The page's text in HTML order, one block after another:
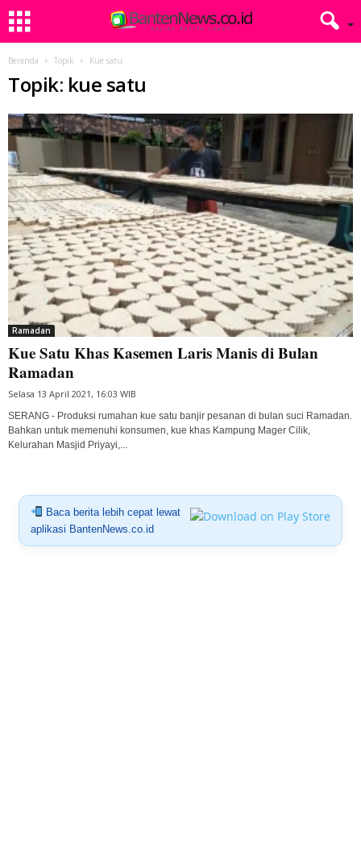
Beranda Topik Kue satu
Topik: kue satu
Ramadan
Kue Satu Khas Kasemen Laris Manis di Bulan
Ramadan
Selasa 13 April 2021, 16:03 WIB
SERANG - Produksi rumahan kue satu banjir pesanan di bulan suci Ramadan.
Bahkan untuk memenuhi konsumen, kue khas Kampung Mager Cilik,
Kelurahan Masjid Priyayi,...
Baca berita lebih cepat lewat
aplikasi BantenNews.co.id